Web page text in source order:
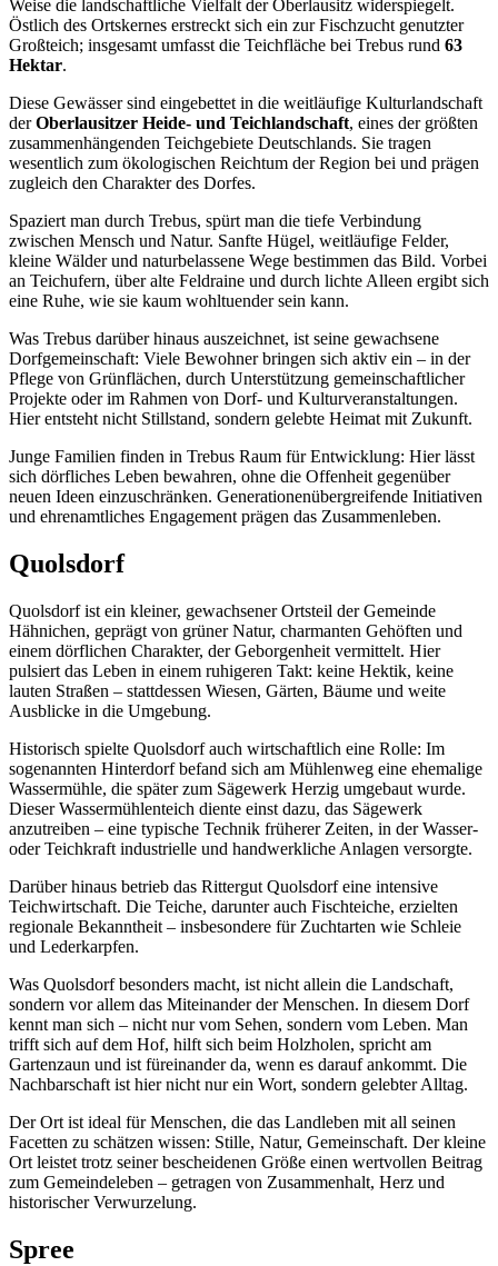
Weise die landschaftliche Vielfalt der Oberlausitz widerspiegelt.
Östlich des Ortskernes erstreckt sich ein zur Fischzucht genutzter
Großteich; insgesamt umfasst die Teichfläche bei Trebus rund 63
Hektar.
Diese Gewässer sind eingebettet in die weitläufige Kulturlandschaft
derOberlausitzer Heide- und Teichlandschaft, eines der größten
zusammenhängenden Teichgebiete Deutschlands. Sie tragen
wesentlich zum ökologischen Reichtum der Region bei und prägen
zugleich den Charakter des Dorfes.
Spaziert man durch Trebus, spürt man die tiefe Verbindung
zwischen Mensch und Natur. Sanfte Hügel, weitläufige Felder,
kleine Wälder und naturbelassene Wege bestimmen das Bild. Vorbei
an Teichufern, über alte Feldraine und durch lichte Alleen ergibt sich
eine Ruhe, wie sie kaum wohltuender sein kann.
Was Trebus darüber hinaus auszeichnet, ist seine gewachsene
Dorfgemeinschaft: Viele Bewohner bringen sich aktiv ein – in der
Pflege von Grünflächen, durch Unterstützung gemeinschaftlicher
Projekte oder im Rahmen von Dorf- und Kulturveranstaltungen.
Hier entsteht nicht Stillstand, sondern gelebte Heimat mit Zukunft.
Junge Familien finden in Trebus Raum für Entwicklung: Hier lässt
sich dörfliches Leben bewahren, ohne die Offenheit gegenüber
neuen Ideen einzuschränken. Generationenübergreifende Initiativen
und ehrenamtliches Engagement prägen das Zusammenleben.
Quolsdorf
Quolsdorf ist ein kleiner, gewachsener Ortsteil der Gemeinde
Hähnichen, geprägt von grüner Natur, charmanten Gehöften und
einem dörflichen Charakter, der Geborgenheit vermittelt. Hier
pulsiert das Leben in einem ruhigeren Takt: keine Hektik, keine
lauten Straßen – stattdessen Wiesen, Gärten, Bäume und weite
Ausblicke in die Umgebung.
Historisch spielte Quolsdorf auch wirtschaftlich eine Rolle: Im
sogenannten Hinterdorf befand sich am Mühlenweg eine ehemalige
Wassermühle, die später zum Sägewerk Herzig umgebaut wurde.
Dieser Wassermühlenteich diente einst dazu, das Sägewerk
anzutreiben – eine typische Technik früherer Zeiten, in der Wasser-
oder Teichkraft industrielle und handwerkliche Anlagen versorgte.
Darüber hinaus betrieb das Rittergut Quolsdorf eine intensive
Teichwirtschaft. Die Teiche, darunter auch Fischteiche, erzielten
regionale Bekanntheit – insbesondere für Zuchtarten wie Schleie
und Lederkarpfen.
Was Quolsdorf besonders macht, ist nicht allein die Landschaft,
sondern vor allem das Miteinander der Menschen. In diesem Dorf
kennt man sich – nicht nur vom Sehen, sondern vom Leben. Man
trifft sich auf dem Hof, hilft sich beim Holzholen, spricht am
Gartenzaun und ist füreinander da, wenn es darauf ankommt. Die
Nachbarschaft ist hier nicht nur ein Wort, sondern gelebter Alltag.
Der Ort ist ideal für Menschen, die das Landleben mit all seinen
Facetten zu schätzen wissen: Stille, Natur, Gemeinschaft. Der kleine
Ort leistet trotz seiner bescheidenen Größe einen wertvollen Beitrag
zum Gemeindeleben – getragen von Zusammenhalt, Herz und
historischer Verwurzelung.
Spree